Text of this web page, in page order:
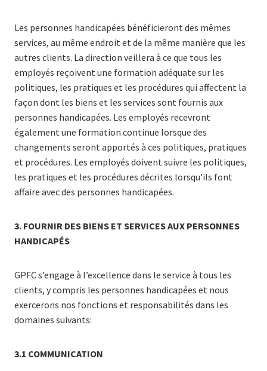
Les personnes handicapées bénéficieront des mêmes
services, au même endroit et de la même manière que les
autres clients. La direction veillera à ce que tous les
employés reçoivent une formation adéquate sur les
politiques, les pratiques et les procédures qui affectent la
façon dont les biens et les services sont fournis aux
personnes handicapées. Les employés recevront
également une formation continue lorsque des
changements seront apportés à ces politiques, pratiques
et procédures. Les employés doivent suivre les politiques,
les pratiques et les procédures décrites lorsqu’ils font
affaire avec des personnes handicapées.
3. FOURNIR DES BIENS ET SERVICES AUX PERSONNES
HANDICAPÉS
GPFC s’engage à l’excellence dans le service à tous les
clients, y compris les personnes handicapées et nous
exercerons nos fonctions et responsabilités dans les
domaines suivants:
3.1 COMMUNICATION